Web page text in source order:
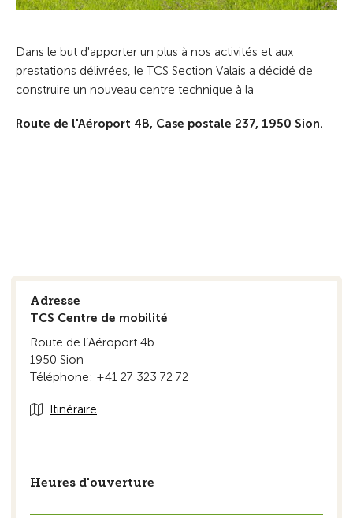
Dans le but d'apporter un plus à nos activités et aux
prestations délivrées, le TCS Section Valais a décidé de
construire un nouveau centre technique à la
Route de l'Aéroport 4B, Case postale 237, 1950 Sion.
Adresse
TCS Centre de mobilité
Route de l’Aéroport 4b
1950 Sion
Téléphone: +41 27 323 72 72
Itinéraire
Heures d'ouverture